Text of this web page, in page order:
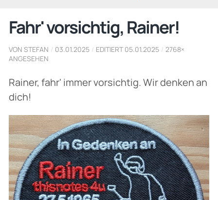
Fahr' vorsichtig, Rainer!
VON STEFAN / 03.01.2025 / EDITIERT 05.01.2025 / 2768×
ANGESEHEN
Rainer, fahr' immer vorsichtig. Wir denken an
dich!